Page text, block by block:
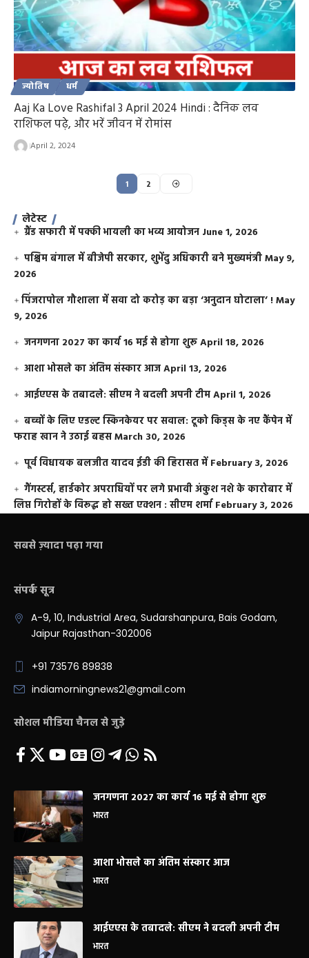
ज्योतिष धर्म
Aaj Ka Love Rashifal 3 April 2024 Hindi : दैनिक लव
राशिफल पढ़े, और भरें जीवन में रोमांस
April 2, 2024
1 2
लेटेस्ट
ग्रैंड सफारी में पक्की भायली का भव्य आयोजन June 1, 2026
पश्चिम बंगाल में बीजेपी सरकार, शुभेंदु अधिकारी बने मुख्यमंत्रीMay 9,
2026
​पिंजरापोल गौशाला में सवा दो करोड़ का बड़ा ‘अनुदान घोटाला’ !May
9, 2026
जनगणना 2027 का कार्य 16 मई से होगा शुरूApril 18, 2026
आशा भोसले का अंतिम संस्कार आजApril 13, 2026
आईएएस के तबादले: सीएम ने बदली अपनी टीमApril 1, 2026
बच्चों के लिए एडल्ट स्किनकेयर पर सवाल: टूको किड्स के नए कैंपेन में
फराह खान ने उठाई बहसMarch 30, 2026
पूर्व विधायक बलजीत यादव ईडी की हिरासत में February 3, 2026
गैंगस्टर्स, हार्डकोर अपराधियों पर लगे प्रभावी अंकुश नशे के कारोबार में
लिप्त गिरोहों के विरूद्ध हो सख्त एक्शन : सीएम शर्मा February 3, 2026
सबसे ज़्यादा पढ़ा गया
संपर्क सूत्र
A-9, 10, Industrial Area, Sudarshanpura, Bais Godam,
Jaipur Rajasthan-302006
+91 73576 89838
indiamorningnews21@gmail.com
सोशल मीडिया चैनल से जुड़े
जनगणना 2027 का कार्य 16 मई से होगा शुरू
भारत
आशा भोसले का अंतिम संस्कार आज
भारत
आईएएस के तबादले: सीएम ने बदली अपनी टीम
भारत